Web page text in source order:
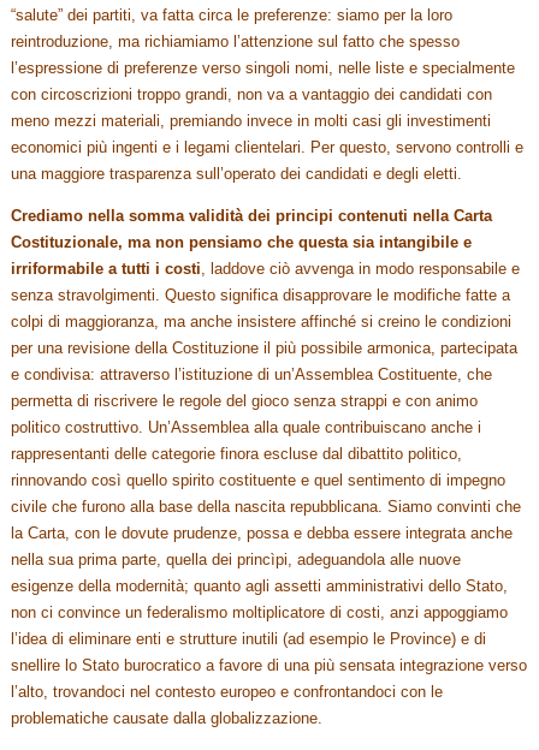
“salute” dei partiti, va fatta circa le preferenze: siamo per la loro
reintroduzione, ma richiamiamo l’attenzione sul fatto che spesso
l’espressione di preferenze verso singoli nomi, nelle liste e specialmente
con circoscrizioni troppo grandi, non va a vantaggio dei candidati con
meno mezzi materiali, premiando invece in molti casi gli investimenti
economici più ingenti e i legami clientelari. Per questo, servono controlli e
una maggiore trasparenza sull’operato dei candidati e degli eletti.
Crediamo nella somma validità dei principi contenuti nella Carta
Costituzionale, ma non pensiamo che questa sia intangibile e
irriformabile a tutti i costi, laddove ciò avvenga in modo responsabile e
senza stravolgimenti. Questo significa disapprovare le modifiche fatte a
colpi di maggioranza, ma anche insistere affinché si creino le condizioni
per una revisione della Costituzione il più possibile armonica, partecipata
e condivisa: attraverso l’istituzione di un’Assemblea Costituente, che
permetta di riscrivere le regole del gioco senza strappi e con animo
politico costruttivo. Un’Assemblea alla quale contribuiscano anche i
rappresentanti delle categorie finora escluse dal dibattito politico,
rinnovando così quello spirito costituente e quel sentimento di impegno
civile che furono alla base della nascita repubblicana. Siamo convinti che
la Carta, con le dovute prudenze, possa e debba essere integrata anche
nella sua prima parte, quella dei princìpi, adeguandola alle nuove
esigenze della modernità; quanto agli assetti amministrativi dello Stato,
non ci convince un federalismo moltiplicatore di costi, anzi appoggiamo
l’idea di eliminare enti e strutture inutili (ad esempio le Province) e di
snellire lo Stato burocratico a favore di una più sensata integrazione verso
l’alto, trovandoci nel contesto europeo e confrontandoci con le
problematiche causate dalla globalizzazione.